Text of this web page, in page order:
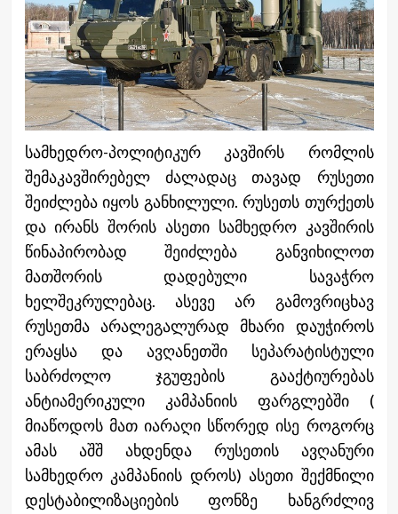
სამხედრო-პოლიტიკურ კავშირს რომლის
შემაკავშირებელ ძალადაც თავად რუსეთი
შეიძლება იყოს განხილული. რუსეთს თურქეთს
და ირანს შორის ასეთი სამხედრო კავშირის
წინაპირობად შეიძლება განვიხილოთ
მათშორის დადებული სავაჭრო
ხელშეკრულებაც. ასევე არ გამოვრიცხავ
რუსეთმა არალეგალურად მხარი დაუჭიროს
ერაყსა და ავღანეთში სეპარატისტული
საბრძოლო ჯგუფების გააქტიურებას
ანტიამერიკული კამპანიის ფარგლებში (
მიაწოდოს მათ იარაღი სწორედ ისე როგორც
ამას აშშ ახდენდა რუსეთის ავღანური
სამხედრო კამპანიის დროს) ასეთი შექმნილი
დესტაბილიზაციების ფონზე ხანგრძლივ